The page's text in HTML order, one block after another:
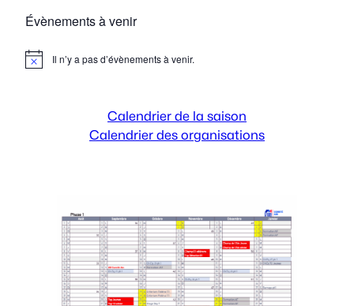
Évènements à venir
Notice Il n’y a pas d’évènements à venir.
Calendrier de la saison
Calendrier des organisations